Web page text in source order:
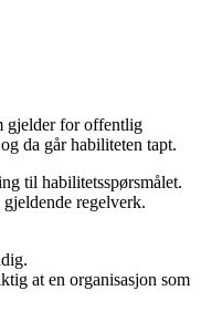
gjelder for offentlig
da går habiliteten tapt.
til habilitetsspørsmålet.
regelverk.
at en organisasjon som